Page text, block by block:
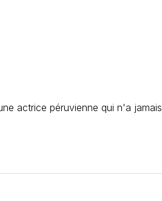
actrice péruvienne qui n'a